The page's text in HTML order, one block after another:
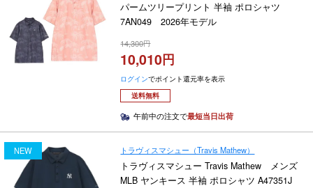
パームツリープリント 半袖 ポロシャツ
7AN049 2026年モデル
14,300
10,010
ログインでポイント還元率を表示
送料無料
午前中の注文で最短当日出荷
NEW トラヴィスマシュー（Travis Mathew）
トラヴィスマシュー Travis Mathew メンズ
MLB ヤンキース 半袖 ポロシャツ A47351J